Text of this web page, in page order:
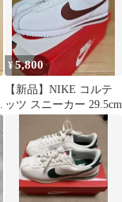
¥5,800
【新品】NIKE コルテ
ッツ スニーカー 29.5cm